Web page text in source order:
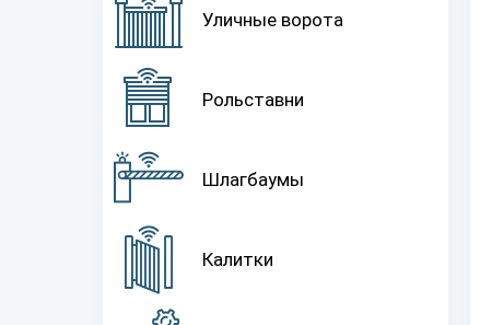
Уличные ворота
Рольставни
Шлагбаумы
Калитки